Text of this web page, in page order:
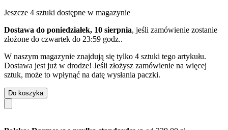
Jeszcze 4 sztuki dostępne w magazynie
Dostawa do poniedziałek, 10 sierpnia, jeśli zamówienie zostanie
złożone do czwartek do 23:59 godz..
W naszym magazynie znajdują się tylko 4 sztuki tego artykułu.
Dostawa jest już w drodze! Jeśli złożysz zamówienie na więcej
sztuk, może to wpłynąć na datę wysłania paczki.
Do koszyka